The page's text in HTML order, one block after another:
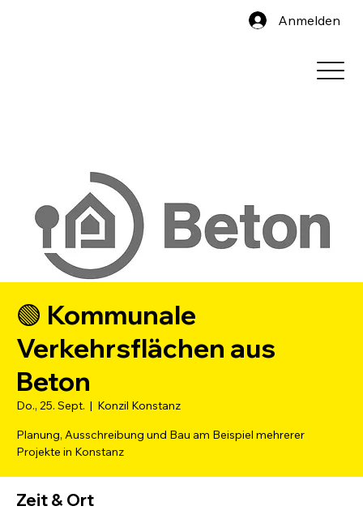
Anmelden
🟢 Kommunale
Verkehrsflächen aus
Beton
Do., 25. Sept.
  |
Konzil Konstanz
Planung, Ausschreibung und Bau am Beispiel mehrerer
Projekte in Konstanz
Zeit & Ort